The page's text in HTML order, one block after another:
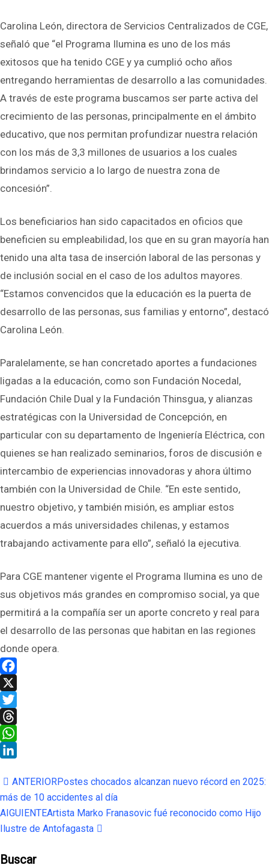
Carolina León, directora de Servicios Centralizados de CGE,
señaló que “el Programa Ilumina es uno de los más
exitosos que ha tenido CGE y ya cumplió ocho años
entregando herramientas de desarrollo a las comunidades.
A través de este programa buscamos ser parte activa del
crecimiento de las personas, principalmente en el ámbito
educativo, que nos permitan profundizar nuestra relación
con los más de 3,3 millones de usuarios a los cuales
brindamos servicio a lo largo de nuestra zona de
concesión”.
Los beneficiarios han sido capacitados en oficios que
beneficien su empleabilidad, los que en su gran mayoría han
tenido una alta tasa de inserción laboral de las personas y
de inclusión social en el caso de los adultos mayores.
“Estamos convencidos que la educación es la puerta de
desarrollo de las personas, sus familias y entorno”, destacó
Carolina León.
Paralelamente, se han concretado aportes a fundaciones
ligadas a la educación, como son Fundación Nocedal,
Fundación Chile Dual y la Fundación Thinsgua, y alianzas
estratégicas con la Universidad de Concepción, en
particular con su departamento de Ingeniería Eléctrica, con
quienes se han realizado seminarios, foros de discusión e
intercambio de experiencias innovadoras y ahora último
también con la Universidad de Chile. “En este sentido,
nuestro objetivo, y también misión, es ampliar estos
acuerdos a más universidades chilenas, y estamos
trabajando activamente para ello”, señaló la ejecutiva.
Para CGE mantener vigente el Programa Ilumina es uno de
sus objetivos más grandes en compromiso social, ya que
permitirá a la compañía ser un aporte concreto y real para
el desarrollo de las personas que habitan en las regiones
donde opera.
Facebook
X
Twitter
Threads
WhatsApp
ANTERIORPostes chocados alcanzan nuevo récord en 2025:
más de 10 accidentes al día
AIGUIENTEArtista Marko Franasovic fué reconocido como Hijo
Ilustre de Antofagasta
Buscar